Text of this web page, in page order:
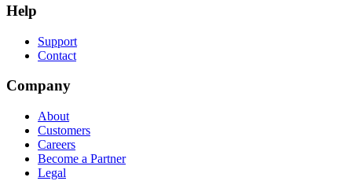
Help
Support
Contact
Company
About
Customers
Careers
Become a Partner
Legal